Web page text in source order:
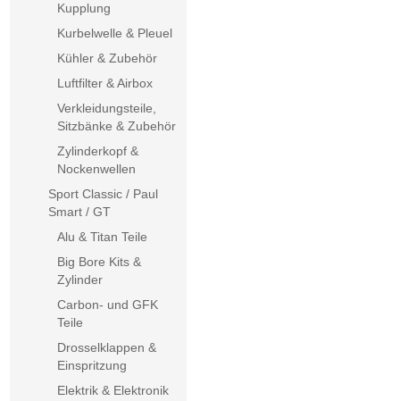
Kupplung
Kurbelwelle & Pleuel
Kühler & Zubehör
Luftfilter & Airbox
Verkleidungsteile,
Sitzbänke & Zubehör
Zylinderkopf &
Nockenwellen
Sport Classic / Paul
Smart / GT
Alu & Titan Teile
Big Bore Kits &
Zylinder
Carbon- und GFK
Teile
Drosselklappen &
Einspritzung
Elektrik & Elektronik